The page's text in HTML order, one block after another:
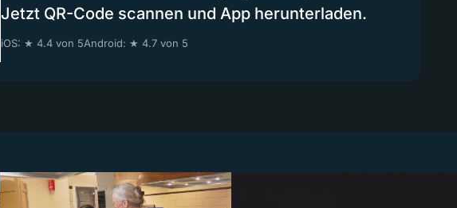
Jetzt QR-Code scannen und App herunterladen.
iOS: ★ 4.4 von 5Android: ★ 4.7 von 5